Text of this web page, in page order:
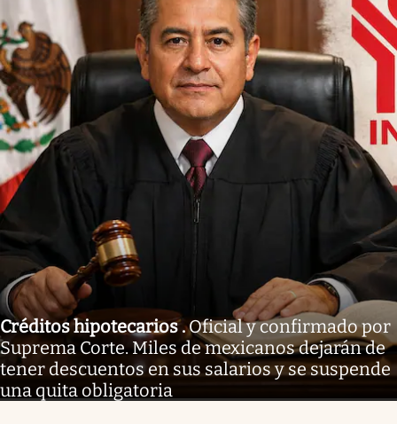
Créditos hipotecarios.Oficial y confirmado por
Suprema Corte. Miles de mexicanos dejarán de
tener descuentos en sus salarios y se suspende
una quita obligatoria